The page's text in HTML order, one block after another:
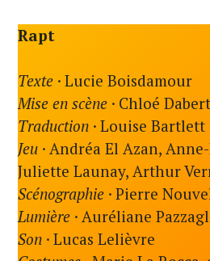
Rapt
Texte ·Lucie Boisdamour
Mise en scène · Chloé Dabert
Traduction ·Louise Bartlett
Jeu · Andréa El Azan,
Juliette Launay, Arthur
Scénographie ·Pierre
Lumière · Auréliane
Son ·Lucas Lelièvre